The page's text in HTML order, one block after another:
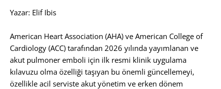
Yazar: Elif Ibis
American Heart Association (AHA) ve American College of
Cardiology (ACC) tarafından 2026 yılında yayımlanan ve
akut pulmoner emboli için ilk resmi klinik uygulama
kılavuzu olma özelliği taşıyan bu önemli güncellemeyi,
özellikle acil serviste akut yönetim ve erken dönem